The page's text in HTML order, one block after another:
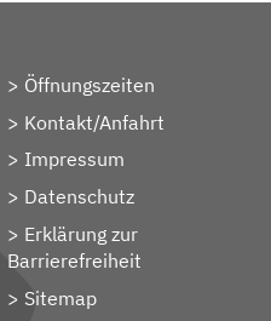
Öffnungszeiten
Kontakt/Anfahrt
Impressum
Datenschutz
Erklärung zur
Barrierefreiheit
Sitemap